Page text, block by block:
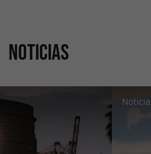
Noticias